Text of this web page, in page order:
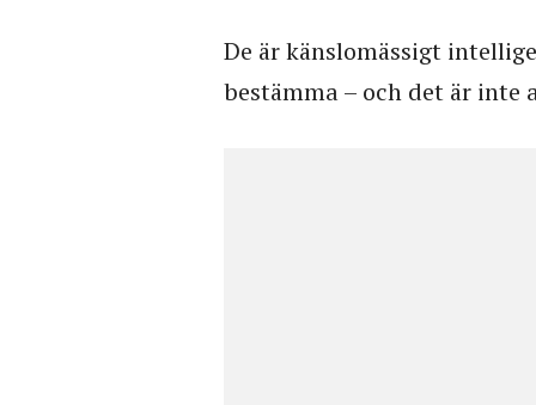
De är känslomässigt
bestämma – och det är inte